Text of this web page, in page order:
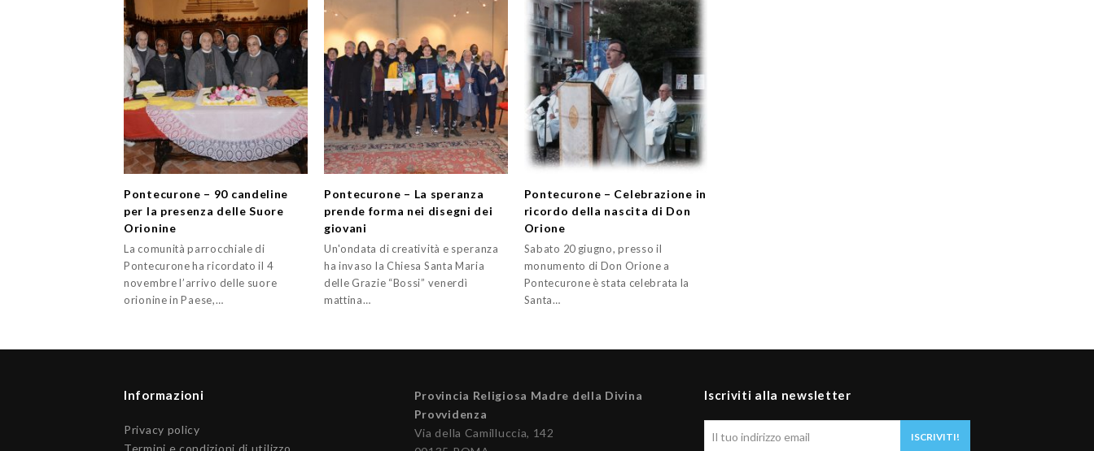
Pontecurone – 90 candeline
per la presenza delle Suore
Orionine
La comunità parrocchiale di
Pontecurone ha ricordato il 4
novembre l’arrivo delle suore
orionine in Paese,…
Pontecurone – La speranza
prende forma nei disegni dei
giovani
Un'ondata di creatività e speranza
ha invaso la Chiesa Santa Maria
delle Grazie “Bossi” venerdì
mattina…
Pontecurone – Celebrazione in
ricordo della nascita di Don
Orione
Sabato 20 giugno, presso il
monumento di Don Orione a
Pontecurone è stata celebrata la
Santa…
Informazioni
Privacy policy
Termini e condizioni di utilizzo
Provincia Religiosa Madre della Divina
Provvidenza
Via della Camilluccia, 142
Iscriviti alla newsletter
ISCRIVITI!